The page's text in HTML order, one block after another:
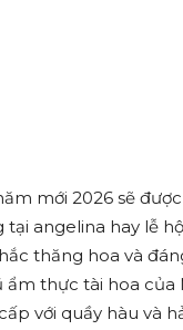
mới 2026 sẽ
angelina hay lễ
thăng hoa và
ẩm thực tài hoa
với quầy hàu và